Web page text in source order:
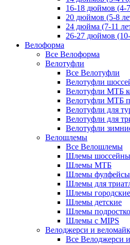
16-18 дюймов (4-
20 дюймов (5-8
24 дюйма (7-11
26-27 дюймов
Велоформа
Все Велоформа
Велотуфли
Все Велотуфли
Велотуфли
Велотуфли МТБ
Велотуфли МТБ
Велотуфли для
Велотуфли для
Велотуфли
Велошлемы
Все Велошлемы
Шлемы
Шлемы МТБ
Шлемы фулфейсы
Шлемы для
Шлемы городские
Шлемы детские
Шлемы
Шлемы с MIPS
Велоджерси и
Все Велоджерси